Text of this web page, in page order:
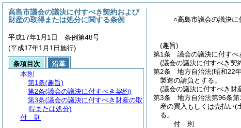
○高島市議会の議決
(趣旨)
第1条
議会の議決に付すべ
(議会の議決に付すべき契
第2条
地方自治法(昭和22
製造の請負とする。
(議会の議決に付すべき財
第3条
地方自治法第96条
産の買入もしくは売払い(
る。
付 則
高島市議会の議決に付すべき契約および
財産の取得または処分に関する条例
平成17年1月1日 条例第48号
(平成17年1月1日施行)
条項目次
沿革
本則
第1条(趣旨)
第2条(議会の議決に付すべき契約)
第3条(議会の議決に付すべき財産の取
得または処分)
付 則